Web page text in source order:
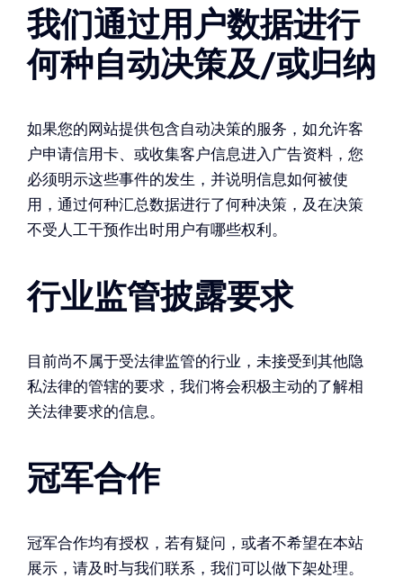
我们通过用户数据进行
何种自动决策及/或归纳
如果您的网站提供包含自动决策的服务，如允许客
户申请信用卡、或收集客户信息进入广告资料，您
必须明示这些事件的发生，并说明信息如何被使
用，通过何种汇总数据进行了何种决策，及在决策
不受人工干预作出时用户有哪些权利。
行业监管披露要求
目前尚不属于受法律监管的行业，未接受到其他隐
私法律的管辖的要求，我们将会积极主动的了解相
关法律要求的信息。
冠军合作
冠军合作均有授权，若有疑问，或者不希望在本站
展示，请及时与我们联系，我们可以做下架处理。